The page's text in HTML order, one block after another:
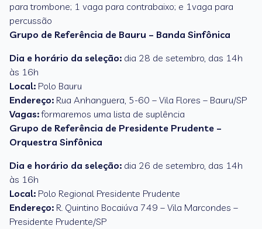
para trombone; 1 vaga para contrabaixo; e 1vaga para
percussão
Grupo de Referência de Bauru – Banda Sinfônica
Dia e horário da seleção: dia 28 de setembro, das 14h
às 16h
Local: Polo Bauru
Endereço: Rua Anhanguera, 5-60 – Vila Flores – Bauru/SP
Vagas:formaremos uma lista de suplência
Grupo de Referência de Presidente Prudente –
Orquestra Sinfônica
Dia e horário da seleção: dia 26 de setembro, das 14h
às 16h
Local: Polo Regional Presidente Prudente
Endereço: R. Quintino Bocaiúva 749 – Vila Marcondes –
Presidente Prudente/SP